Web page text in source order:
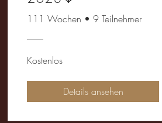
111 Wochen • 9 Teilnehmer
Kostenlos
Details ansehen